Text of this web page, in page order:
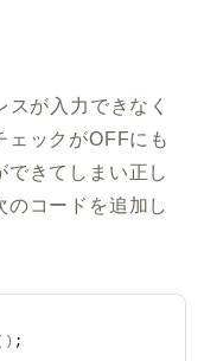
が入力できなく
ェックがOFFにも
できてしまい正し
のコードを追加し
;